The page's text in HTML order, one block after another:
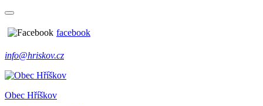
facebook
info@hriskov.cz
Obec Hříškov